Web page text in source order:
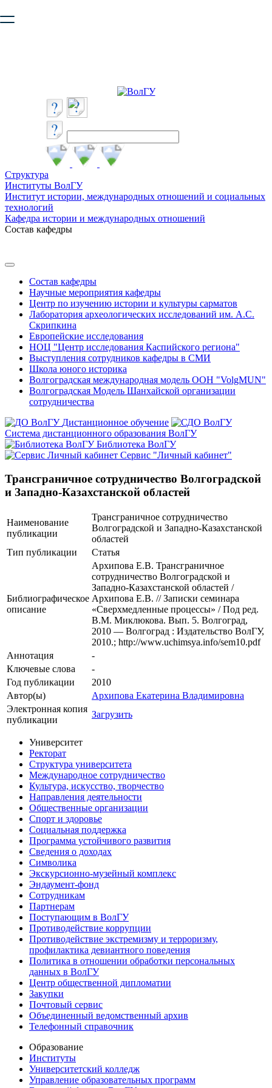
безопасную работу с сайтом. Пожалуйста
Структура
Институты ВолГУ
Институт истории, международных отношений и социальных
технологий
Кафедра истории и международных отношений
Состав кафедры
Состав кафедры
Научные мероприятия кафедры
Центр по изучению истории и культуры сарматов
Лаборатория археологических исследований им. А.С.
Скрипкина
Европейские исследования
НОЦ "Центр исследования Каспийского региона"
Выступления сотрудников кафедры в СМИ
Школа юного историка
Волгоградская международная модель ООН "VolgMUN"
Волгоградская Модель Шанхайской организации
сотрудничества
Дистанционное обучение
Система дистанционного образования ВолГУ
Библиотека ВолГУ
Сервис "Личный кабинет"
Трансграничное сотрудничество Волгоградской
и Западно-Казахстанской областей
Наименование
публикации
Трансграничное сотрудничество
Волгоградской и Западно-Казахстанской
областей
Тип публикации
Статья
Библиографическое
описание
Архипова Е.В. Трансграничное
сотрудничество Волгоградской и
Западно-Казахстанской областей /
Архипова Е.В. // Записки семинара
«Сверхмедленные процессы» / Под ред.
В.М. Миклюкова. Вып. 5. Волгоград,
2010 — Волгоград : Издательство ВолГУ,
2010.; http://www.uchimsya.info/sem10.pdf
Аннотация
-
Ключевые cлова
-
Год публикации
2010
Автор(ы)
Архипова Екатерина Владимировна
Электронная копия
публикации
Загрузить
Университет
Ректорат
Структура университета
Международное сотрудничество
Культура, искусство, творчество
Направления деятельности
Общественные организации
Спорт и здоровье
Социальная поддержка
Программа устойчивого развития
Сведения о доходах
Символика
Экскурсионно-музейный комплекс
Эндаумент-фонд
Сотрудникам
Партнерам
Поступающим в ВолГУ
Противодействие коррупции
Противодействие экстремизму и терроризму,
профилактика девиантного поведения
Политика в отношении обработки персональных
данных в ВолГУ
Центр общественной дипломатии
Закупки
Почтовый сервис
Объединенный ведомственный архив
Телефонный справочник
Образование
Институты
Университетский колледж
Управление образовательных программ